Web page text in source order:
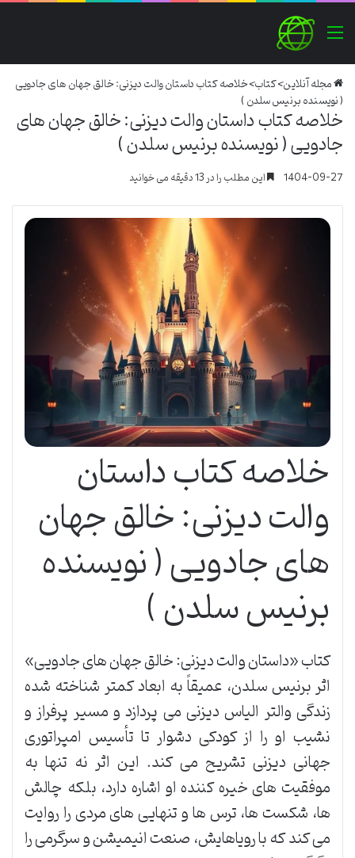
منو
مجله آنلاین>کتاب>خلاصه کتاب داستان والت دیزنی: خالق جهان های جادویی
( نویسنده برنیس سلدن )
خلاصه کتاب داستان والت دیزنی: خالق جهان های
جادویی ( نویسنده برنیس سلدن )
1404-09-27 این مطلب را در 13 دقیقه می خوانید
خلاصه کتاب داستان
والت دیزنی: خالق جهان
های جادویی ( نویسنده
برنیس سلدن )
کتاب «داستان والت دیزنی: خالق جهان های جادویی»
اثر برنیس سلدن، عمیقاً به ابعاد کمتر شناخته شده
زندگی والتر الیاس دیزنی می پردازد و مسیر پرفراز و
نشیب او را از کودکی دشوار تا تأسیس امپراتوری
جهانی دیزنی تشریح می کند. این اثر نه تنها به
موفقیت های خیره کننده او اشاره دارد، بلکه چالش
ها، شکست ها، ترس ها و تنهایی های مردی را روایت
می کند که با رویاهایش، صنعت انیمیشن و سرگرمی را